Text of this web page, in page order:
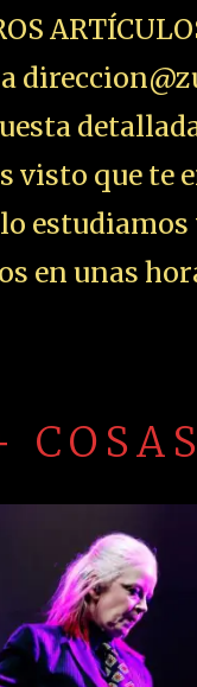
visto que te
estudiamos
en unas
COSAS